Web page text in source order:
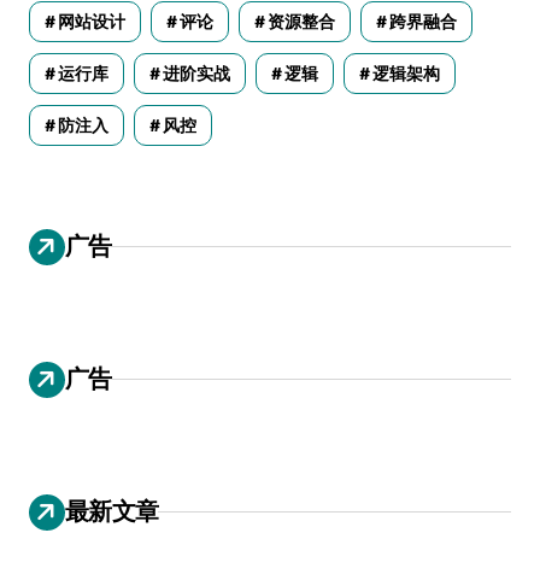
网站设计 评论 资源整合 跨界融合
运行库 进阶实战 逻辑 逻辑架构
防注入 风控
广告
广告
最新文章